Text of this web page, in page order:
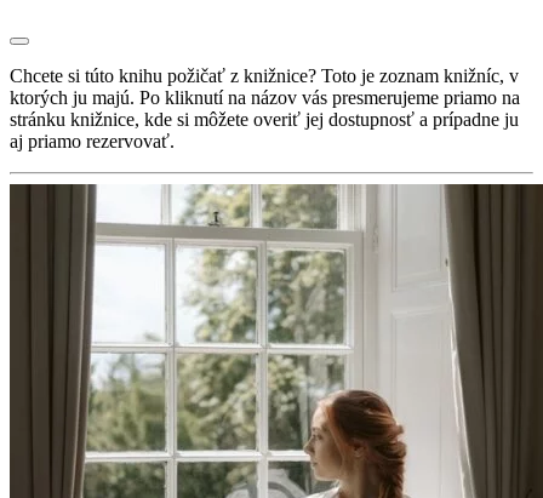
Chcete si túto knihu požičať z knižnice? Toto je zoznam knižníc, v
ktorých ju majú. Po kliknutí na názov vás presmerujeme priamo na
stránku knižnice, kde si môžete overiť jej dostupnosť a prípadne ju
aj priamo rezervovať.